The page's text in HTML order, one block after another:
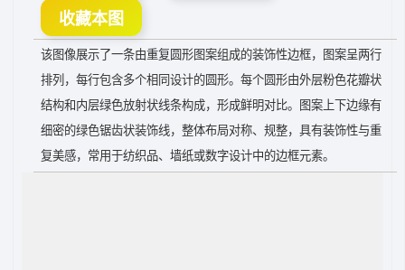
收藏本图
该图像展示了一条由重复圆形图案组成的装饰性边框，图案呈两行
排列，每行包含多个相同设计的圆形。每个圆形由外层粉色花瓣状
结构和内层绿色放射状线条构成，形成鲜明对比。图案上下边缘有
细密的绿色锯齿状装饰线，整体布局对称、规整，具有装饰性与重
复美感，常用于纺织品、墙纸或数字设计中的边框元素。